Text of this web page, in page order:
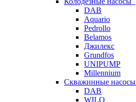
DAB
Aquario
Pedrollo
Belamos
Джилекс
Grundfos
UNIPUMP
Millennium
Скважинные насосы
DAB
WILO